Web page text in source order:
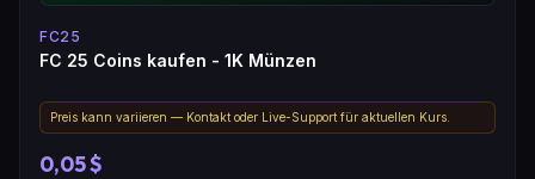
FC25
FC 25 Coins kaufen - 1K Münzen
Preis kann variieren — Kontakt oder Live-Support für aktuellen Kurs.
0,05 $